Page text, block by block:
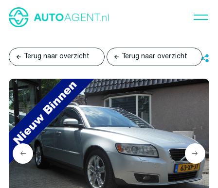
Terug naar overzicht Terug naar overzicht